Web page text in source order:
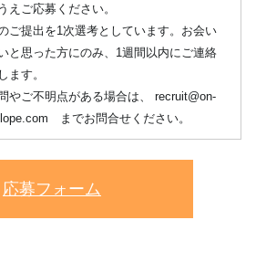
えご応募ください。
ご提出を1次選考としています。お会い
と思った方にのみ、1週間以内にご連絡
ます。
やご不明点がある場合は、 recruit@on-
までお問合せください。
応募フォーム